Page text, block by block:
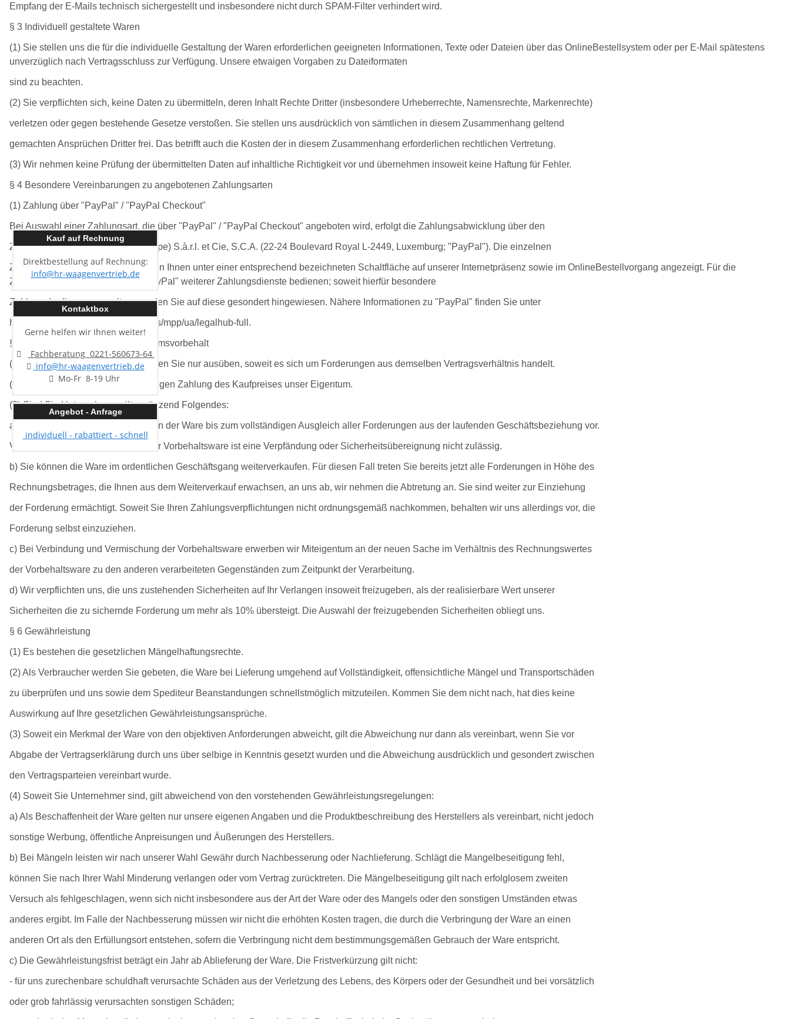
Kontaktbox
Gerne helfen wir Ihnen weiter!
Fachberatung 0221-560673-64
info@hr-waagenvertrieb.de
Mo-Fr 8-19 Uhr
Kauf auf Rechnung
Direktbestellung auf Rechnung:
info@hr-waagenvertrieb.de
Angebot - Anfrage
individuell - rabattiert - schnell
Empfang der E-Mails technisch sichergestellt und insbesondere nicht durch SPAM-Filter verhindert wird.
§ 3 Individuell gestaltete Waren
(1) Sie stellen uns die für die individuelle Gestaltung der Waren erforderlichen geeigneten Informationen, Texte oder Dateien über das OnlineBestellsystem oder per E-Mail spätestens
unverzüglich nach Vertragsschluss zur Verfügung. Unsere etwaigen Vorgaben zu Dateiformaten
sind zu beachten.
(2) Sie verpflichten sich, keine Daten zu übermitteln, deren Inhalt Rechte Dritter (insbesondere Urheberrechte, Namensrechte, Markenrechte)
verletzen oder gegen bestehende Gesetze verstoßen. Sie stellen uns ausdrücklich von sämtlichen in diesem Zusammenhang geltend
gemachten Ansprüchen Dritter frei. Das betrifft auch die Kosten der in diesem Zusammenhang erforderlichen rechtlichen Vertretung.
(3) Wir nehmen keine Prüfung der übermittelten Daten auf inhaltliche Richtigkeit vor und übernehmen insoweit keine Haftung für Fehler.
§ 4 Besondere Vereinbarungen zu angebotenen Zahlungsarten
(1) Zahlung über "PayPal" / "PayPal Checkout"
Bei Auswahl einer Zahlungsart, die über "PayPal" / "PayPal Checkout" angeboten wird, erfolgt die Zahlungsabwicklung über den
Zahlungsdienstleister PayPal (Europe) S.à.r.l. et Cie, S.C.A. (22-24 Boulevard Royal L-2449, Luxemburg; "PayPal"). Die einzelnen
Zahlungsarten über "PayPal" werden Ihnen unter einer entsprechend bezeichneten Schaltfläche auf unserer Internetpräsenz sowie im OnlineBestellvorgang angezeigt. Für die
Zahlungsabwicklung kann sich "PayPal" weiterer Zahlungsdienste bedienen; soweit hierfür besondere
Zahlungsbedingungen gelten, werden Sie auf diese gesondert hingewiesen. Nähere Informationen zu "PayPal" finden Sie unter
https://www.paypal.com/de/webapps/mpp/ua/legalhub-full.
§ 5 Zurückbehaltungsrecht, Eigentumsvorbehalt
(1) Ein Zurückbehaltungsrecht können Sie nur ausüben, soweit es sich um Forderungen aus demselben Vertragsverhältnis handelt.
(2) Die Ware bleibt bis zur vollständigen Zahlung des Kaufpreises unser Eigentum.
(3) Sind Sie Unternehmer, gilt ergänzend Folgendes:
a) Wir behalten uns das Eigentum an der Ware bis zum vollständigen Ausgleich aller Forderungen aus der laufenden Geschäftsbeziehung vor.
Vor Übergang des Eigentums an der Vorbehaltsware ist eine Verpfändung oder Sicherheitsübereignung nicht zulässig.
b) Sie können die Ware im ordentlichen Geschäftsgang weiterverkaufen. Für diesen Fall treten Sie bereits jetzt alle Forderungen in Höhe des
Rechnungsbetrages, die Ihnen aus dem Weiterverkauf erwachsen, an uns ab, wir nehmen die Abtretung an. Sie sind weiter zur Einziehung
der Forderung ermächtigt. Soweit Sie Ihren Zahlungsverpflichtungen nicht ordnungsgemäß nachkommen, behalten wir uns allerdings vor, die
Forderung selbst einzuziehen.
c) Bei Verbindung und Vermischung der Vorbehaltsware erwerben wir Miteigentum an der neuen Sache im Verhältnis des Rechnungswertes
der Vorbehaltsware zu den anderen verarbeiteten Gegenständen zum Zeitpunkt der Verarbeitung.
d) Wir verpflichten uns, die uns zustehenden Sicherheiten auf Ihr Verlangen insoweit freizugeben, als der realisierbare Wert unserer
Sicherheiten die zu sichernde Forderung um mehr als 10% übersteigt. Die Auswahl der freizugebenden Sicherheiten obliegt uns.
§ 6 Gewährleistung
(1) Es bestehen die gesetzlichen Mängelhaftungsrechte.
(2) Als Verbraucher werden Sie gebeten, die Ware bei Lieferung umgehend auf Vollständigkeit, offensichtliche Mängel und Transportschäden
zu überprüfen und uns sowie dem Spediteur Beanstandungen schnellstmöglich mitzuteilen. Kommen Sie dem nicht nach, hat dies keine
Auswirkung auf Ihre gesetzlichen Gewährleistungsansprüche.
(3) Soweit ein Merkmal der Ware von den objektiven Anforderungen abweicht, gilt die Abweichung nur dann als vereinbart, wenn Sie vor
Abgabe der Vertragserklärung durch uns über selbige in Kenntnis gesetzt wurden und die Abweichung ausdrücklich und gesondert zwischen
den Vertragsparteien vereinbart wurde.
(4) Soweit Sie Unternehmer sind, gilt abweichend von den vorstehenden Gewährleistungsregelungen:
a) Als Beschaffenheit der Ware gelten nur unsere eigenen Angaben und die Produktbeschreibung des Herstellers als vereinbart, nicht jedoch
sonstige Werbung, öffentliche Anpreisungen und Äußerungen des Herstellers.
b) Bei Mängeln leisten wir nach unserer Wahl Gewähr durch Nachbesserung oder Nachlieferung. Schlägt die Mangelbeseitigung fehl,
können Sie nach Ihrer Wahl Minderung verlangen oder vom Vertrag zurücktreten. Die Mängelbeseitigung gilt nach erfolglosem zweiten
Versuch als fehlgeschlagen, wenn sich nicht insbesondere aus der Art der Ware oder des Mangels oder den sonstigen Umständen etwas
anderes ergibt. Im Falle der Nachbesserung müssen wir nicht die erhöhten Kosten tragen, die durch die Verbringung der Ware an einen
anderen Ort als den Erfüllungsort entstehen, sofern die Verbringung nicht dem bestimmungsgemäßen Gebrauch der Ware entspricht.
c) Die Gewährleistungsfrist beträgt ein Jahr ab Ablieferung der Ware. Die Fristverkürzung gilt nicht:
- für uns zurechenbare schuldhaft verursachte Schäden aus der Verletzung des Lebens, des Körpers oder der Gesundheit und bei vorsätzlich
oder grob fahrlässig verursachten sonstigen Schäden;